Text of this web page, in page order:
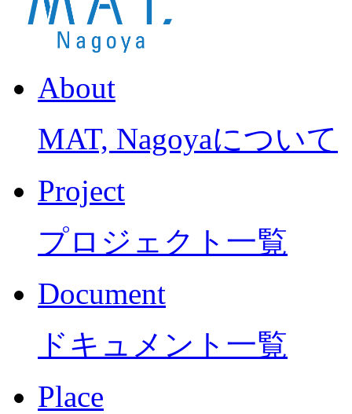
About
MAT, Nagoyaについて
Project
プロジェクト一覧
Document
ドキュメント一覧
Place